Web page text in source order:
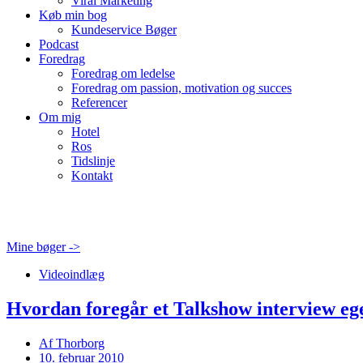
Køb min bog
Kundeservice Bøger
Podcast
Foredrag
Foredrag om ledelse
Foredrag om passion, motivation og succes
Referencer
Om mig
Hotel
Ros
Tidslinje
Kontakt
Mine bøger ->
Videoindlæg
Hvordan foregår et Talkshow interview
AfThorborg
10. februar 2010